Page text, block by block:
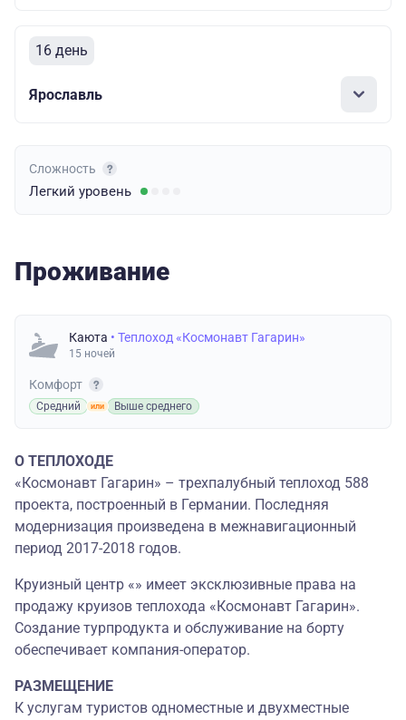
16 день
Ярославль
Сложность
Легкий уровень
Проживание
Каюта • Теплоход «Космонавт Гагарин»
15 ночей
Комфорт
Средний Выше среднего
О ТЕПЛОХОДЕ
«Космонавт Гагарин» – трехпалубный теплоход 588
проекта, построенный в Германии. Последняя
модернизация произведена в межнавигационный
период 2017-2018 годов.
Круизный центр «» имеет эксклюзивные права на
продажу круизов теплохода «Космонавт Гагарин».
Создание турпродукта и обслуживание на борту
обеспечивает компания-оператор.
РАЗМЕЩЕНИЕ
К услугам туристов одноместные и двухместные